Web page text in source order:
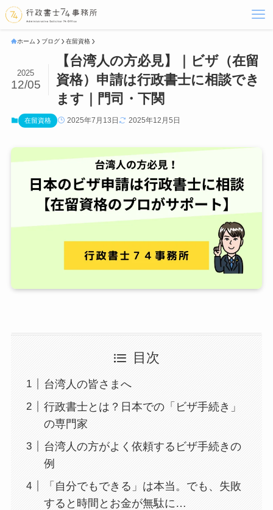
ホーム ブログ 在留資格
【台湾人の方必見】｜ビザ（在留
資格）申請は行政書士に相談でき
ます｜門司・下関
2025
12/05
在留資格 2025年7月13日 2025年12月5日
目次
台湾人の皆さまへ
行政書士とは？日本での「ビザ手続き」
の専門家
台湾人の方がよく依頼するビザ手続きの
例
「自分でもできる」は本当。でも、失敗
すると時間とお金が無駄に…